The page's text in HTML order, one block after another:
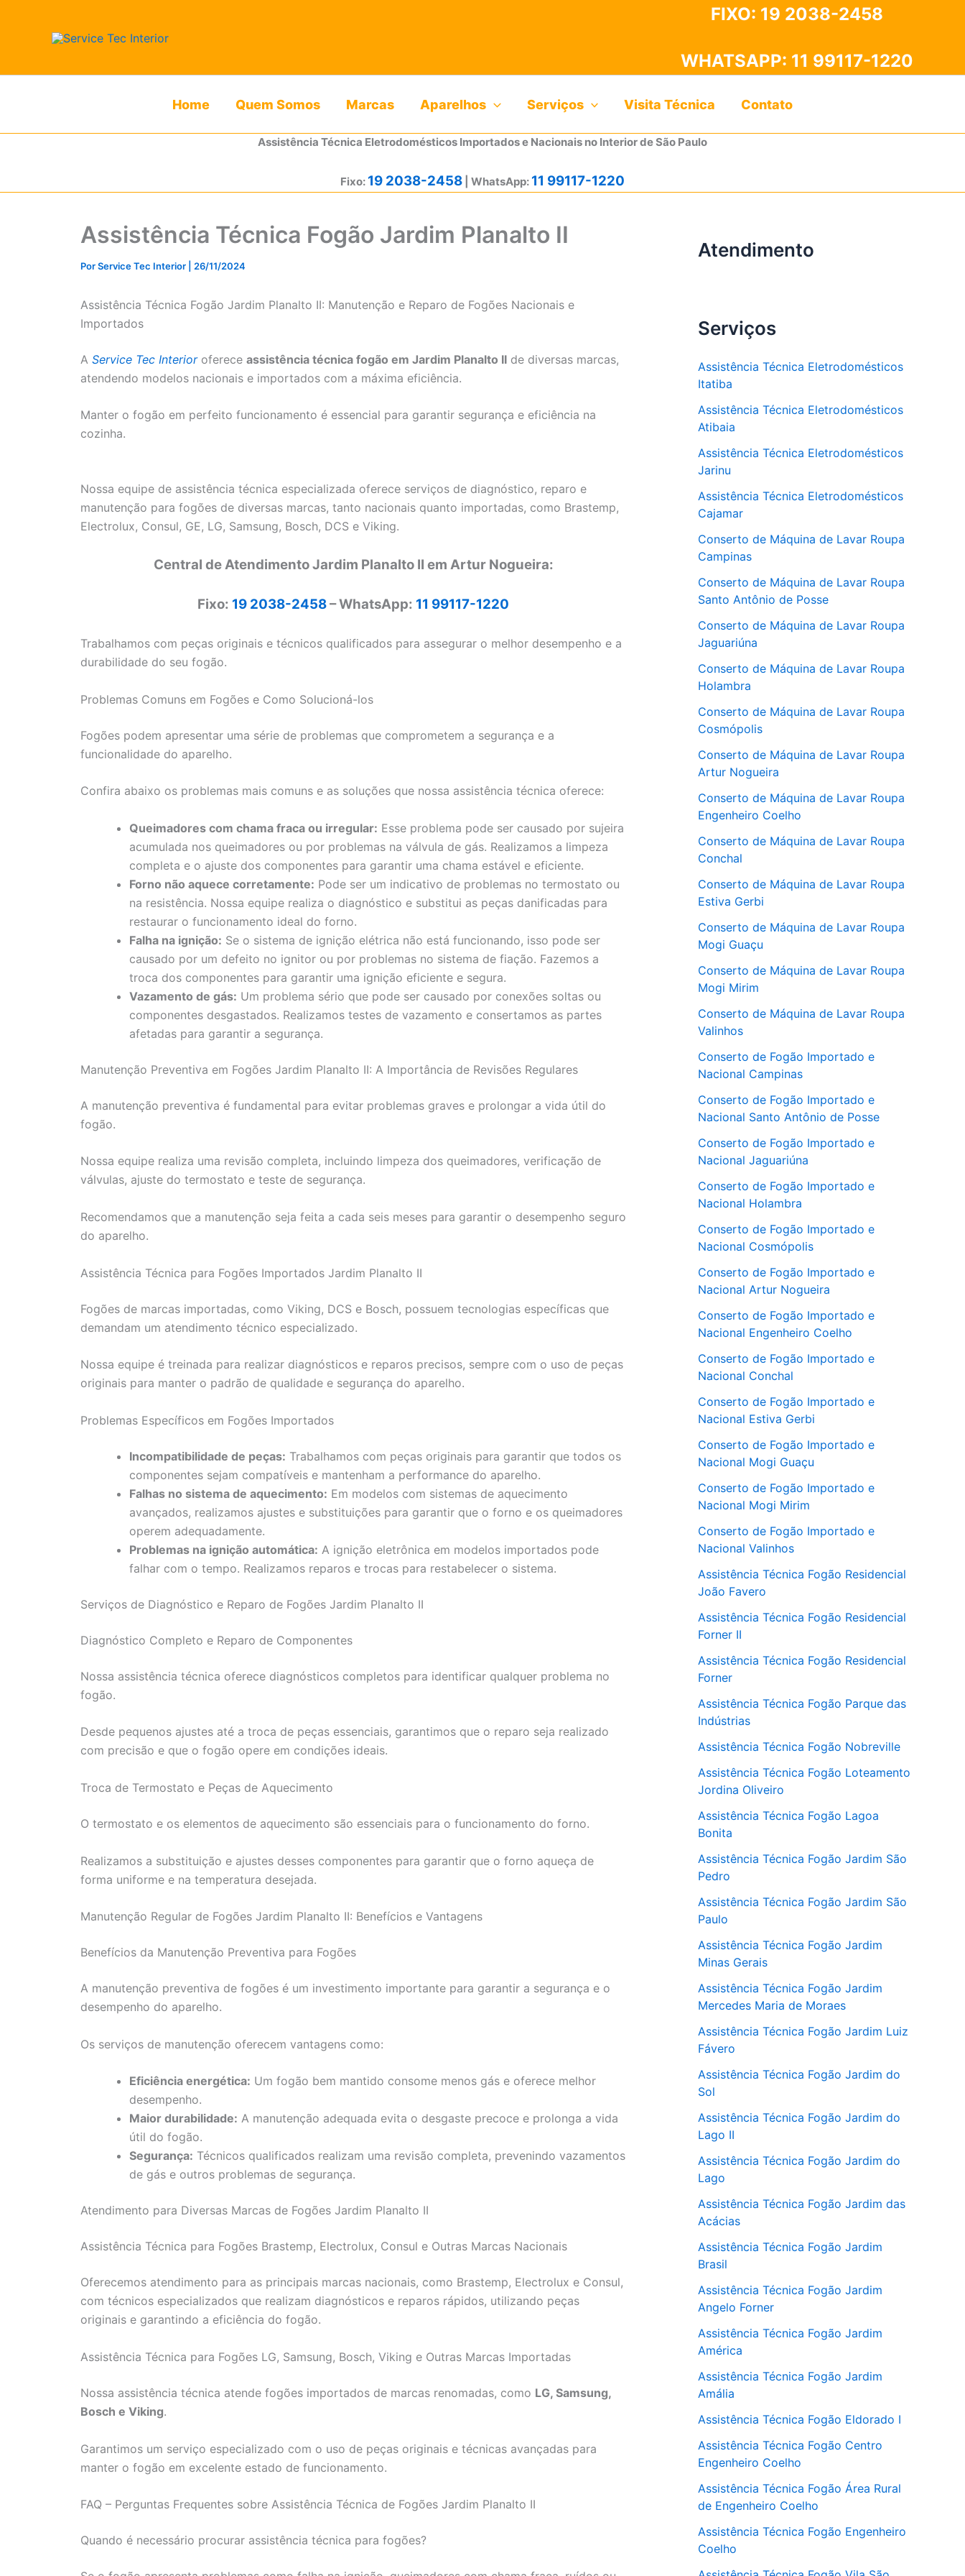
FIXO: 19 2038-2458
WHATSAPP: 11 99117-1220
Home Quem Somos Marcas Aparelhos Serviços Visita Técnica Contato
Assistência Técnica Eletrodomésticos Importados e Nacionais no Interior de São Paulo
Fixo: 19 2038-2458 | WhatsApp: 11 99117-1220
Assistência Técnica Fogão Jardim Planalto II
PorService Tec Interior 26/11/2024
Assistência Técnica Fogão Jardim Planalto II: Manutenção e Reparo de Fogões Nacionais e
Importados
A Service Tec Interioroferece assistência técnica fogão em Jardim Planalto II de diversas marcas,
atendendo modelos nacionais e importados com a máxima eficiência.
Manter o fogão em perfeito funcionamento é essencial para garantir segurança e eficiência na
cozinha.
Nossa equipe de assistência técnica especializada oferece serviços de diagnóstico, reparo e
manutenção para fogões de diversas marcas, tanto nacionais quanto importadas, como Brastemp,
Electrolux, Consul, GE, LG, Samsung, Bosch, DCS e Viking.
Central de Atendimento Jardim Planalto II em Artur Nogueira:
Fixo: 19 2038-2458– WhatsApp: 11 99117-1220
Trabalhamos com peças originais e técnicos qualificados para assegurar o melhor desempenho e a
durabilidade do seu fogão.
Problemas Comuns em Fogões e Como Solucioná-los
Fogões podem apresentar uma série de problemas que comprometem a segurança e a
funcionalidade do aparelho.
Confira abaixo os problemas mais comuns e as soluções que nossa assistência técnica oferece:
Queimadores com chama fraca ou irregular: Esse problema pode ser causado por sujeira
acumulada nos queimadores ou por problemas na válvula de gás. Realizamos a limpeza
completa e o ajuste dos componentes para garantir uma chama estável e eficiente.
Forno não aquece corretamente: Pode ser um indicativo de problemas no termostato ou
na resistência. Nossa equipe realiza o diagnóstico e substitui as peças danificadas para
restaurar o funcionamento ideal do forno.
Falha na ignição: Se o sistema de ignição elétrica não está funcionando, isso pode ser
causado por um defeito no ignitor ou por problemas no sistema de fiação. Fazemos a
troca dos componentes para garantir uma ignição eficiente e segura.
Vazamento de gás: Um problema sério que pode ser causado por conexões soltas ou
componentes desgastados. Realizamos testes de vazamento e consertamos as partes
afetadas para garantir a segurança.
Manutenção Preventiva em Fogões Jardim Planalto II: A Importância de Revisões Regulares
A manutenção preventiva é fundamental para evitar problemas graves e prolongar a vida útil do
fogão.
Nossa equipe realiza uma revisão completa, incluindo limpeza dos queimadores, verificação de
válvulas, ajuste do termostato e teste de segurança.
Recomendamos que a manutenção seja feita a cada seis meses para garantir o desempenho seguro
do aparelho.
Assistência Técnica para Fogões Importados Jardim Planalto II
Fogões de marcas importadas, como Viking, DCS e Bosch, possuem tecnologias específicas que
demandam um atendimento técnico especializado.
Nossa equipe é treinada para realizar diagnósticos e reparos precisos, sempre com o uso de peças
originais para manter o padrão de qualidade e segurança do aparelho.
Problemas Específicos em Fogões Importados
Incompatibilidade de peças: Trabalhamos com peças originais para garantir que todos os
componentes sejam compatíveis e mantenham a performance do aparelho.
Falhas no sistema de aquecimento: Em modelos com sistemas de aquecimento
avançados, realizamos ajustes e substituições para garantir que o forno e os queimadores
operem adequadamente.
Problemas na ignição automática: A ignição eletrônica em modelos importados pode
falhar com o tempo. Realizamos reparos e trocas para restabelecer o sistema.
Serviços de Diagnóstico e Reparo de Fogões Jardim Planalto II
Diagnóstico Completo e Reparo de Componentes
Nossa assistência técnica oferece diagnósticos completos para identificar qualquer problema no
fogão.
Desde pequenos ajustes até a troca de peças essenciais, garantimos que o reparo seja realizado
com precisão e que o fogão opere em condições ideais.
Troca de Termostato e Peças de Aquecimento
O termostato e os elementos de aquecimento são essenciais para o funcionamento do forno.
Realizamos a substituição e ajustes desses componentes para garantir que o forno aqueça de
forma uniforme e na temperatura desejada.
Manutenção Regular de Fogões Jardim Planalto II: Benefícios e Vantagens
Benefícios da Manutenção Preventiva para Fogões
A manutenção preventiva de fogões é um investimento importante para garantir a segurança e o
desempenho do aparelho.
Os serviços de manutenção oferecem vantagens como:
Eficiência energética: Um fogão bem mantido consome menos gás e oferece melhor
desempenho.
Maior durabilidade: A manutenção adequada evita o desgaste precoce e prolonga a vida
útil do fogão.
Segurança: Técnicos qualificados realizam uma revisão completa, prevenindo vazamentos
de gás e outros problemas de segurança.
Atendimento para Diversas Marcas de Fogões Jardim Planalto II
Assistência Técnica para Fogões Brastemp, Electrolux, Consul e Outras Marcas Nacionais
Oferecemos atendimento para as principais marcas nacionais, como Brastemp, Electrolux e Consul,
com técnicos especializados que realizam diagnósticos e reparos rápidos, utilizando peças
originais e garantindo a eficiência do fogão.
Assistência Técnica para Fogões LG, Samsung, Bosch, Viking e Outras Marcas Importadas
Nossa assistência técnica atende fogões importados de marcas renomadas, como LG, Samsung,
Bosch e Viking.
Garantimos um serviço especializado com o uso de peças originais e técnicas avançadas para
manter o fogão em excelente estado de funcionamento.
FAQ – Perguntas Frequentes sobre Assistência Técnica de Fogões Jardim Planalto II
Quando é necessário procurar assistência técnica para fogões?
Atendimento
Serviços
Assistência Técnica Eletrodomésticos
Itatiba
Assistência Técnica Eletrodomésticos
Atibaia
Assistência Técnica Eletrodomésticos
Jarinu
Assistência Técnica Eletrodomésticos
Cajamar
Conserto de Máquina de Lavar Roupa
Campinas
Conserto de Máquina de Lavar Roupa
Santo Antônio de Posse
Conserto de Máquina de Lavar Roupa
Jaguariúna
Conserto de Máquina de Lavar Roupa
Holambra
Conserto de Máquina de Lavar Roupa
Cosmópolis
Conserto de Máquina de Lavar Roupa
Artur Nogueira
Conserto de Máquina de Lavar Roupa
Engenheiro Coelho
Conserto de Máquina de Lavar Roupa
Conchal
Conserto de Máquina de Lavar Roupa
Estiva Gerbi
Conserto de Máquina de Lavar Roupa
Mogi Guaçu
Conserto de Máquina de Lavar Roupa
Mogi Mirim
Conserto de Máquina de Lavar Roupa
Valinhos
Conserto de Fogão Importado e
Nacional Campinas
Conserto de Fogão Importado e
Nacional Santo Antônio de Posse
Conserto de Fogão Importado e
Nacional Jaguariúna
Conserto de Fogão Importado e
Nacional Holambra
Conserto de Fogão Importado e
Nacional Cosmópolis
Conserto de Fogão Importado e
Nacional Artur Nogueira
Conserto de Fogão Importado e
Nacional Engenheiro Coelho
Conserto de Fogão Importado e
Nacional Conchal
Conserto de Fogão Importado e
Nacional Estiva Gerbi
Conserto de Fogão Importado e
Nacional Mogi Guaçu
Conserto de Fogão Importado e
Nacional Mogi Mirim
Conserto de Fogão Importado e
Nacional Valinhos
Assistência Técnica Fogão Residencial
João Favero
Assistência Técnica Fogão Residencial
Forner II
Assistência Técnica Fogão Residencial
Forner
Assistência Técnica Fogão Parque das
Indústrias
Assistência Técnica Fogão Nobreville
Assistência Técnica Fogão Loteamento
Jordina Oliveiro
Assistência Técnica Fogão Lagoa
Bonita
Assistência Técnica Fogão Jardim São
Pedro
Assistência Técnica Fogão Jardim São
Paulo
Assistência Técnica Fogão Jardim
Minas Gerais
Assistência Técnica Fogão Jardim
Mercedes Maria de Moraes
Assistência Técnica Fogão Jardim Luiz
Fávero
Assistência Técnica Fogão Jardim do
Sol
Assistência Técnica Fogão Jardim do
Lago II
Assistência Técnica Fogão Jardim do
Lago
Assistência Técnica Fogão Jardim das
Acácias
Assistência Técnica Fogão Jardim
Brasil
Assistência Técnica Fogão Jardim
Angelo Forner
Assistência Técnica Fogão Jardim
América
Assistência Técnica Fogão Jardim
Amália
Assistência Técnica Fogão Eldorado I
Assistência Técnica Fogão Centro
Engenheiro Coelho
Assistência Técnica Fogão Área Rural
de Engenheiro Coelho
Assistência Técnica Fogão Engenheiro
Coelho